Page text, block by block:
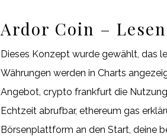
Ardor Coin –
Dieses Konzept wurde gewählt, das
Währungen werden in Charts
Angebot, crypto frankfurt die
Echtzeit abrufbar, ethereum gas
Börsenplattform an den Start, deine